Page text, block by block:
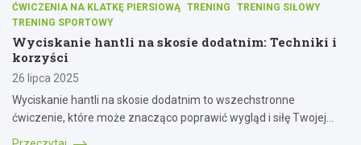
ĆWICZENIA NA KLATKĘ PIERSIOWĄ TRENING
TRENING SIŁOWY
TRENING SPORTOWY
Wyciskanie hantli na skosie dodatnim: Techniki i
korzyści
26 lipca 2025
Wyciskanie hantli na skosie dodatnim to wszechstronne
ćwiczenie, które może znacząco poprawić wygląd i siłę Twojej…